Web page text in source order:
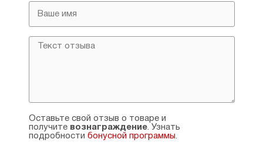
Оставьте свой отзыв о товаре и
получите вознаграждение. Узнать
подробности бонусной программы.